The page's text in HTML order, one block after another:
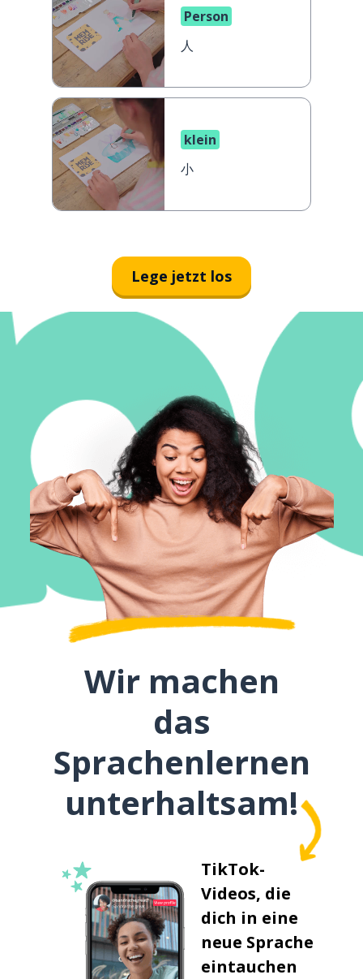
Person
人
klein
小
Lege jetzt los
Wir machen
das
Sprachenlernen
unterhaltsam!
TikTok-
Videos, die
dich in eine
neue Sprache
eintauchen